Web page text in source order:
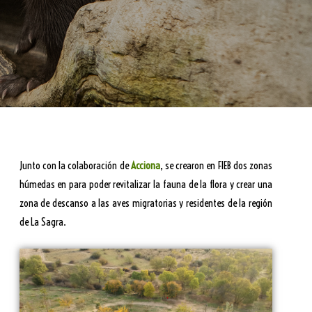
Junto con la colaboración deAcciona, se crearon en FIEB dos zonas
húmedas en para poder revitalizar la fauna de la flora y crear una
zona de descanso a las aves migratorias y residentes de la región
de La Sagra.